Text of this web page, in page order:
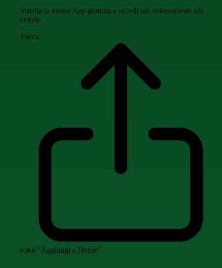
Installa la nostra App gratuita e accedi più velocemente alle
notizie
Tocca
e poi "Aggiungi a Home"